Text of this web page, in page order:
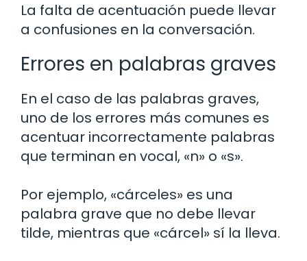
La falta de acentuación puede llevar
a confusiones en la conversación.
Errores en palabras graves
En el caso de las palabras graves,
uno de los errores más comunes es
acentuar incorrectamente palabras
que terminan en vocal, «n» o «s».
Por ejemplo, «cárceles» es una
palabra grave que no debe llevar
tilde, mientras que «cárcel» sí la lleva.